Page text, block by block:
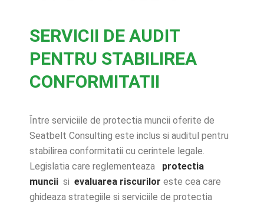
SERVICII DE AUDIT
PENTRU STABILIREA
CONFORMITATII
Între serviciile de protectia muncii oferite de
Seatbelt Consulting este inclus si auditul pentru
stabilirea conformitatii cu cerintele legale.
Legislatia care reglementeaza
protectia
muncii si evaluarea riscurilor este cea care
ghideaza strategiile si serviciile de protectia